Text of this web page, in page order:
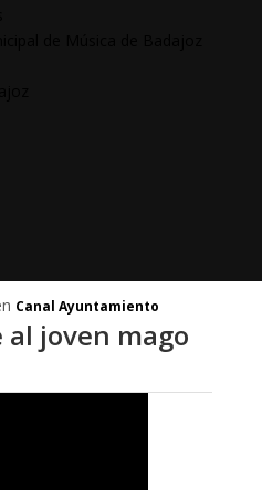
Canal Ayuntamiento
al joven mago